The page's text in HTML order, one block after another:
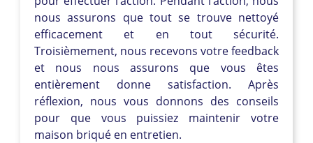
nous assurons que tout se trouve nettoyé
efficacement et en tout sécurité.
Troisièmement, nous recevons votre feedback
et nous nous assurons que vous êtes
entièrement donne satisfaction. Après
réflexion, nous vous donnons des conseils
pour que vous puissiez maintenir votre
maison briqué en entretien.